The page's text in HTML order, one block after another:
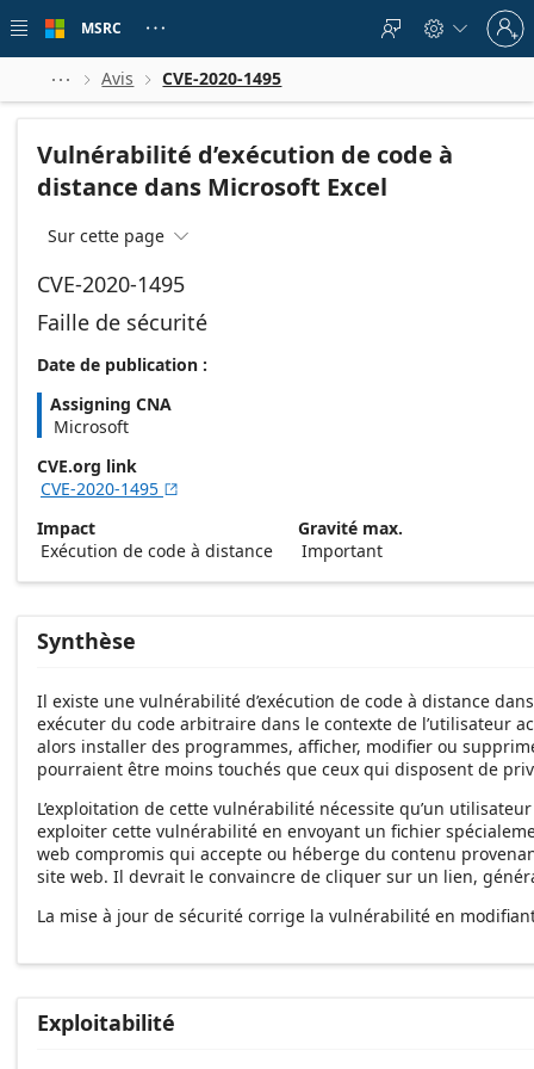
 main
MSRC    
Sign
in
to
account
  Avis  CVE-2020-1495
Vulnérabilité d’exécution de code à
distance dans Microsoft Excel
Sur cette page 
CVE-2020-1495
Faille de sécurité
Date de publication :
Assigning CNA
Microsoft
CVE.org link
CVE-2020-1495 
Impact
Exécution de code à distance
Gravité max.
Important
Synthèse
Il existe une vulnérabilité d’exécution de code à distance
exécuter du code arbitraire dans le contexte de l’utilisateur
alors installer des programmes, afficher, modifier ou
pourraient être moins touchés que ceux qui disposent de
L’exploitation de cette vulnérabilité nécessite qu’un
exploiter cette vulnérabilité en envoyant un fichier
web compromis qui accepte ou héberge du contenu
site web. Il devrait le convaincre de cliquer sur un lien,
La mise à jour de sécurité corrige la vulnérabilité en
Exploitabilité